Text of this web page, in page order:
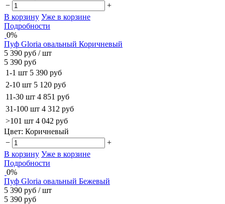
−
+
В корзину Уже в корзине
Подробности
0%
Пуф Gloria овальный Коричневый
5 390 руб / шт
5 390 руб
1-1 шт 5 390 руб
2-10 шт 5 120 руб
11-30 шт 4 851 руб
31-100 шт 4 312 руб
>101 шт 4 042 руб
Цвет: Коричневый
−
+
В корзину Уже в корзине
Подробности
0%
Пуф Gloria овальный Бежевый
5 390 руб / шт
5 390 руб